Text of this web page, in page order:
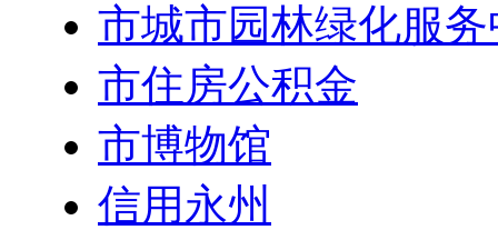
市城市园林绿化服
市住房公积金
市博物馆
信用永州